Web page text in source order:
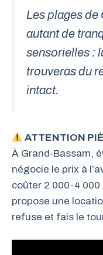
Les plages de
autant de
sensorielles :
trouveras du
intact.
ATTENTION
À Grand-Bassam,
négocie le prix à
coûter 2 000-4 000
propose une
refuse et fais le